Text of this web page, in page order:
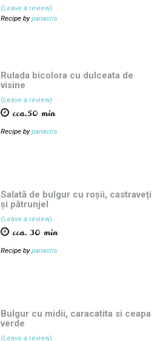
(Leave a review)
Recipe bypanacris
Rulada bicolora cu dulceata de
visine
(Leave a review)
cca.50 min
Recipe bypanacris
Salată de bulgur cu roșii, castraveți
și pătrunjel
(Leave a review)
cca. 30 min
Recipe bypanacris
Bulgur cu midii, caracatita si ceapa
verde
(Leave a review)